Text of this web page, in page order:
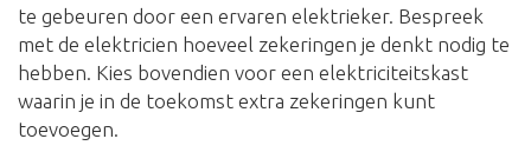
te gebeuren door een ervaren elektrieker. Bespreek
met de elektricien hoeveel zekeringen je denkt nodig te
hebben. Kies bovendien voor een elektriciteitskast
waarin je in de toekomst extra zekeringen kunt
toevoegen.